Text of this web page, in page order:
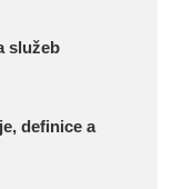
služeb
definice a